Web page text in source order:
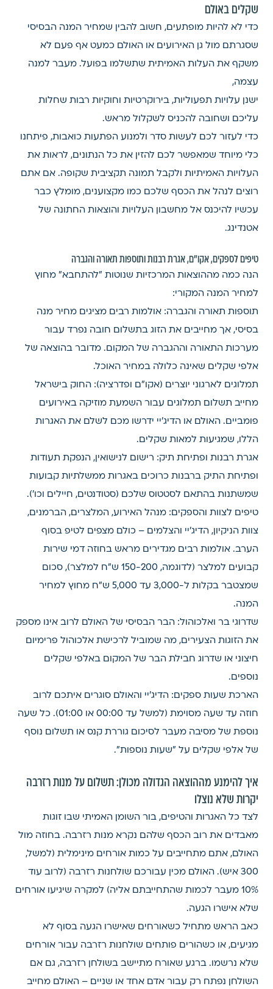
שקלים באולם
כדי לא להיות מופתעים, חשוב להבין שמחיר המנה הבסיסי
שסגרתם מול גן האירועים או האולם כמעט אף פעם לא
משקף את העלות האמיתית שתשלמו בפועל. מעבר למנה
עצמה,
ישנן עלויות תפעוליות, בירוקרטיות וחוקיות רבות שחלות
עליכם ושחובה להכניס לשקלול מראש.
כדי לעזור לכם לעשות סדר ולמנוע הפתעות כואבות, פיתחנו
כלי מיוחד שמאפשר לכם להזין את כל הנתונים, לראות את
העלויות האמיתיות ולקבל תמונה תקציבית שקופה. אם אתם
רוצים לנהל את הכסף שלכם כמו מקצוענים, מומלץ כבר
עכשיו להיכנס אל מחשבון העלויות והוצאות החתונה של
אטנדינג.
טיפים לספקים, אקו"ם, אגרת רבנות ותוספות תאורה והגברה
הנה כמה מההוצאות המרכזיות שנוטות "להתחבא" מחוץ
למחיר המנה המקורי:
תוספות תאורה והגברה: אולמות רבים מציגים מחיר מנה
בסיסי, אך מחייבים את הזוג בתשלום חובה נפרד עבור
מערכות התאורה וההגברה של המקום. מדובר בהוצאה של
אלפי שקלים שאינה כלולה במחיר האוכל.
תמלוגים לארגוני יוצרים (אקו"ם ופדרציה): החוק בישראל
מחייב תשלום תמלוגים עבור השמעת מוזיקה באירועים
פומביים. האולם או הדיג'יי ידרשו מכם לשלם את האגרות
הללו, שמגיעות למאות שקלים.
אגרת רבנות ופתיחת תיק: רישום לנישואין, הנפקת תעודות
ופתיחת התיק ברבנות כרוכים באגרות ממשלתיות קבועות
שמשתנות בהתאם לסטטוס שלכם (סטודנטים, חיילים וכו').
טיפים לצוות והספקים: מנהל האירוע, המלצרים, הברמנים,
צוות הניקיון, הדיג'יי והצלמים – כולם מצפים לטיפ בסוף
הערב. אולמות רבים מגדירים מראש בחוזה דמי שירות
קבועים למלצר (לדוגמה, 150-200 ש"ח למלצר), סכום
שמצטבר בקלות ל-3,000 עד 5,000 ש"ח מחוץ למחיר
המנה.
שדרוגי בר ואלכוהול: הבר הבסיסי של האולם לרוב אינו מספק
את הזוגות הצעירים, מה שמוביל לרכישת אלכוהול פרימיום
חיצוני או שדרוג חבילת הבר של המקום באלפי שקלים
נוספים.
הארכת שעות ספקים: הדיג'יי והאולם סוגרים איתכם לרוב
חוזה עד שעה מסוימת (למשל עד 00:00 או 01:00). כל שעה
נוספת של מסיבה מעבר לסיכום גוררת קנס או תשלום נוסף
של אלפי שקלים על "שעות נוספות".
איך להימנע מההוצאה הגדולה מכולן: תשלום על מנות רזרבה
יקרות שלא נוצלו
לצד כל האגרות והטיפים, בור השומן האמיתי שבו זוגות
מאבדים את רוב הכסף שלהם נקרא מנות רזרבה. בחוזה מול
האולם, אתם מתחייבים על כמות אורחים מינימלית (למשל,
300 איש). האולם מכין עבורכם שולחנות רזרבה (לרוב עוד
10% מעבר לכמות שהתחייבתם אליה) למקרה שיגיעו אורחים
שלא אישרו הגעה.
כאב הראש מתחיל כשאורחים שאישרו הגעה בסוף לא
מגיעים, או כשהורים פותחים שולחנות רזרבה עבור אורחים
שלא נרשמו. ברגע שאורח מתיישב בשולחן רזרבה, גם אם
השולחן נפתח רק עבור אדם אחד או שניים – האולם מחייב